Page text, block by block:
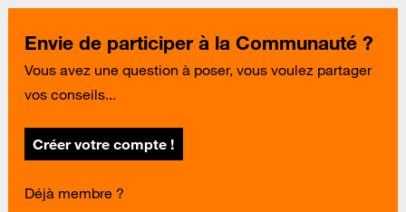
Envie de participer à la Communauté ?
Vous avez une question à poser, vous voulez partager
vos conseils...
Créer votre compte !
Déjà membre ?